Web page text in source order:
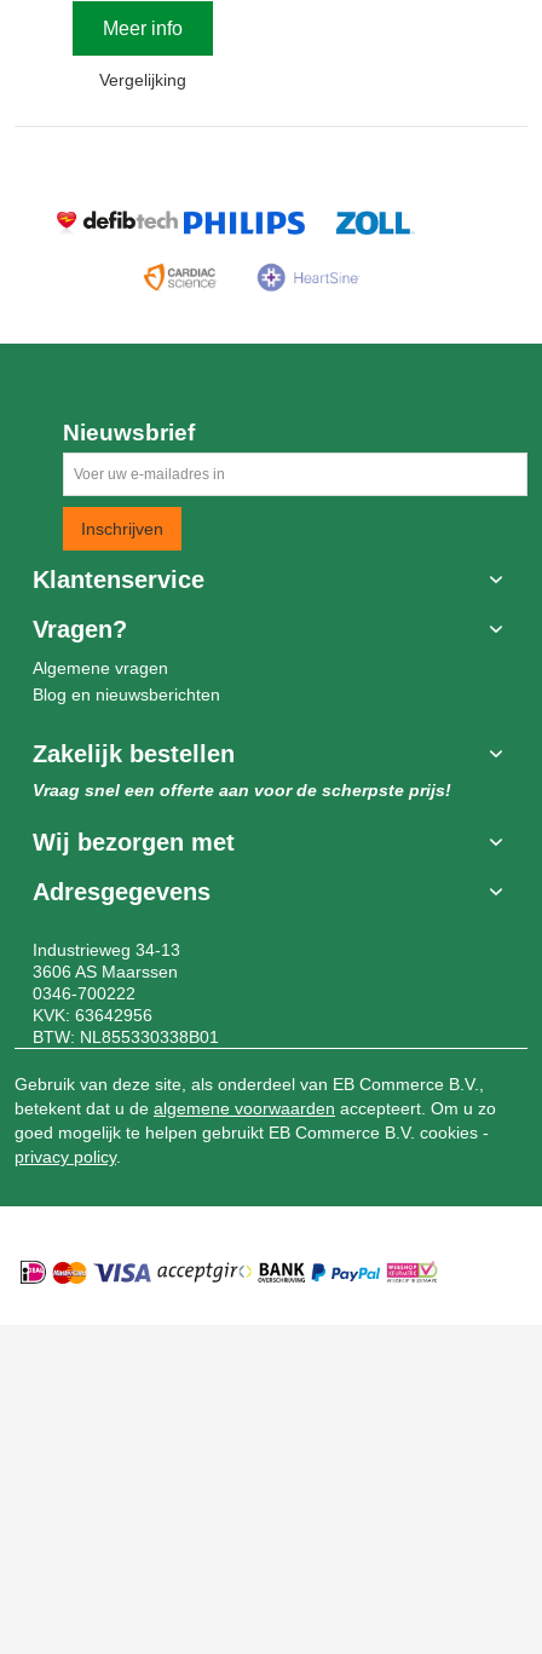
Meer info
Vergelijking
Nieuwsbrief
Inschrijven
Klantenservice
Vragen?
Algemene vragen
Blog en nieuwsberichten
Zakelijk bestellen
Vraag snel een offerte aan voor de scherpste prijs!
Wij bezorgen met
Adresgegevens
Industrieweg 34-13
3606 AS Maarssen
0346-700222
KVK: 63642956
BTW: NL855330338B01
Gebruik van deze site, als onderdeel van EB Commerce B.V.,
betekent dat u de algemene voorwaarden accepteert. Om u zo
goed mogelijk te helpen gebruikt EB Commerce B.V. cookies -
privacy policy.